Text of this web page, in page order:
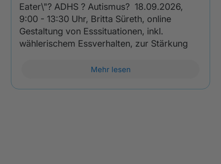
Eater\"? ADHS ? Autismus? 18.09.2026,
9:00 - 13:30 Uhr, Britta Süreth, online
Gestaltung von Esssituationen, inkl.
wählerischem Essverhalten, zur Stärkung
Mehr lesen